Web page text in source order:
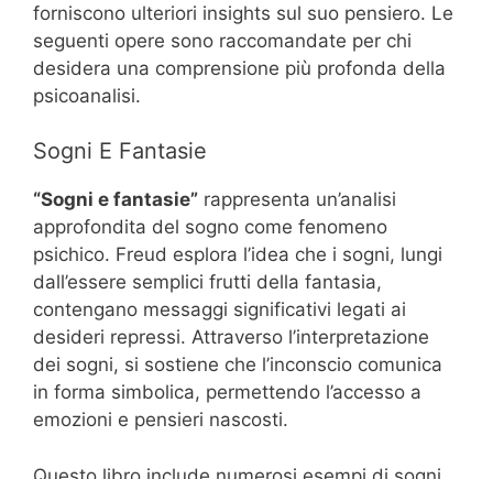
forniscono ulteriori insights sul suo pensiero. Le
seguenti opere sono raccomandate per chi
desidera una comprensione più profonda della
psicoanalisi.
Sogni E Fantasie
“Sogni e fantasie” rappresenta un’analisi
approfondita del sogno come fenomeno
psichico. Freud esplora l’idea che i sogni, lungi
dall’essere semplici frutti della fantasia,
contengano messaggi significativi legati ai
desideri repressi. Attraverso l’interpretazione
dei sogni, si sostiene che l’inconscio comunica
in forma simbolica, permettendo l’accesso a
emozioni e pensieri nascosti.